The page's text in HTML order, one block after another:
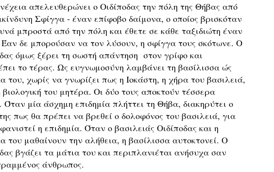
απελευθερώνει ο Οιδίποδας την πόλη της Θήβας από
Σφίγγα - έναν επίφοβο δαίμονα, ο οποίος βρισκόταν
μπροστά από την πόλη και έθετε σε κάθε ταξιδιώτη έναν
δε μπορούσαν να τον λύσουν, η σφίγγα τους σκότωνε. Ο
όμως ξέρει τη σωστή απάντηση στον γρίφο και
το τέρας. Ως ευγνωμοσύνη λαμβάνει τη βασίλισσα ώς
του, χωρίς να γνωρίζει πως η Ιοκάστη, η χήρα του βασιλειά,
βιολογική του μητέρα. Οι δύο τους αποκτούν τέσσερα
Όταν μία άσχημη επιδημία πλήττει τη Θήβα, διακηρύτει ο
πως θα πρέπει να βρεθεί ο δολοφόνος του βασιλειά, για
η επιδημία. Όταν ο βασιλειάς Οιδίποδας και η
του μαθαίνουν την αλήθεια, η βασίλισσα αυτοκτονεί. Ο
βγάζει τα μάτια του και περιπλανιέται ανήσυχα σαν
άνθρωπος.